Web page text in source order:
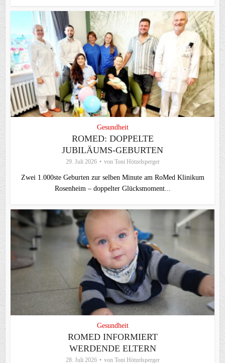
Gesundheit
ROMED: DOPPELTE
JUBILÄUMS-GEBURTEN
29. Juli 2026 von Toni Hötzelsperger
Zwei 1.000ste Geburten zur selben Minute am RoMed Klinikum
Rosenheim – doppelter Glücksmoment...
Gesundheit
ROMED INFORMIERT
WERDENDE ELTERN
28. Juli 2026 von Toni Hötzelsperger